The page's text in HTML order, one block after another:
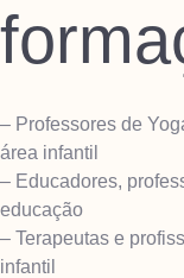
– Professores de
área infantil
– Educadores,
educação
– Terapeutas e
infantil